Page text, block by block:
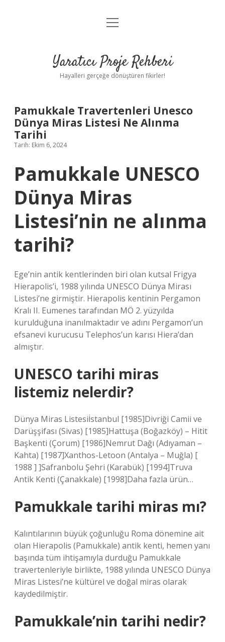
Anasayfa
Yasal Uyarı
menüyü
Yaratıcı Proje Rehberi
Hayalleri gerçeğe dönüştüren fikirler!
Pamukkale Travertenleri Unesco
Dünya Miras Listesi Ne Alınma
Tarihi
Tarih: Ekim 6, 2024
Pamukkale UNESCO
Dünya Miras
Listesi’nin ne alınma
tarihi?
Ege’nin antik kentlerinden biri olan kutsal Frigya
Hierapolis’i, 1988 yılında UNESCO Dünya Mirası
Listesi’ne girmiştir. Hierapolis kentinin Pergamon
Kralı II. Eumenes tarafından MÖ 2. yüzyılda
kurulduğuna inanılmaktadır ve adını Pergamon’un
efsanevi kurucusu Telephos’un karısı Hiera’dan
almıştır.
UNESCO tarihi miras
listemiz nelerdir?
Dünya Miras Listesiİstanbul [1985]Divriği Camii ve
Darüşşifası (Sivas) [1985]Hattuşa (Boğazköy) – Hitit
Başkenti (Çorum) [1986]Nemrut Dağı (Adıyaman –
Kahta) [1987]Xanthos-Letoon (Antalya – Muğla) [
1988 ] ]Safranbolu Şehri (Karabük) [1994]Truva
Antik Kenti (Çanakkale) [1998]Daha fazla ürün…
Pamukkale tarihi miras mı?
Kalıntılarının büyük çoğunluğu Roma dönemine ait
olan Hierapolis (Pamukkale) antik kenti, hemen yanı
başında tüm ihtişamıyla durduğu Pamukkale
travertenleriyle birlikte, 1988 yılında UNESCO Dünya
Miras Listesi’ne kültürel ve doğal miras olarak
kaydedilmiştir.
Pamukkale’nin tarihi nedir?